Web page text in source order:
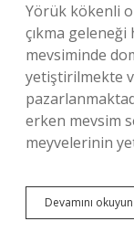
Yörük kökenli
çıkma
mevsiminde
yetiştirilmekte
erken mevsim
meyvelerinin
Devamını okuyun